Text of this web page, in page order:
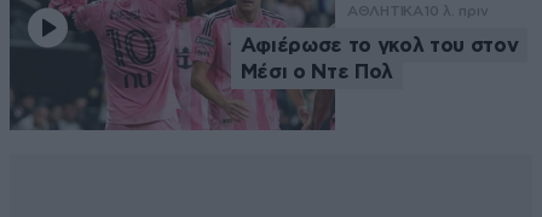
ΑΘΛΗΤΙΚΑ 10 λ. πριν
Αφιέρωσε το γκολ του στον
Μέσι ο Ντε Πολ